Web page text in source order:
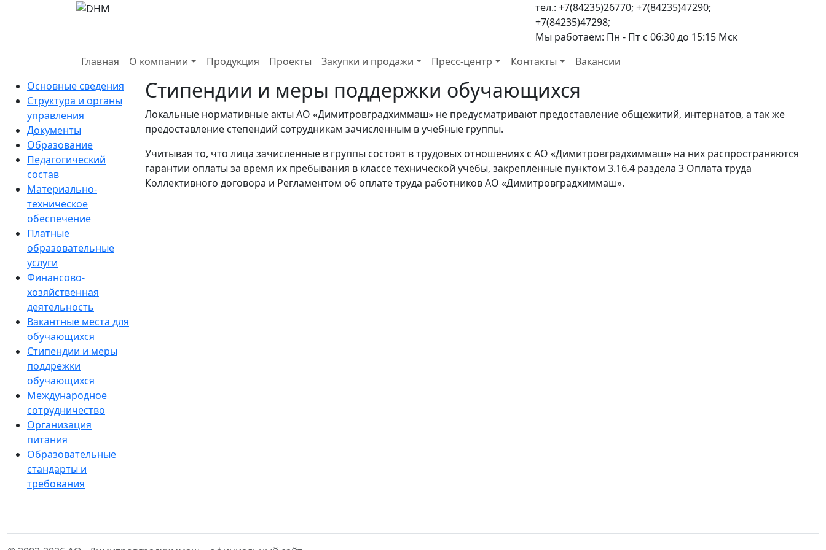
тел.: +7(84235)26770; +7(84235)47290;
+7(84235)47298;
Мы работаем: Пн - Пт с 06:30 до 15:15 Мск
Главная
О компании Продукция Проекты Закупки и продажи Пресс-центр Контакты
Вакансии
Основные сведения
Структура и органы
управления
Документы
Образование
Педагогический
состав
Материально-
техническое
обеспечение
Платные
образовательные
услуги
Финансово-
хозяйственная
деятельность
Вакантные места для
обучающихся
Стипендии и меры
поддрежки
обучающихся
Международное
сотрудничество
Организация
питания
Образовательные
стандарты и
требования
Стипендии и меры поддержки обучающихся
Локальные нормативные акты АО «Димитровградхиммаш» не предусматривают предоставление общежитий, интернатов, а так же
предоставление степендий сотрудникам зачисленным в учебные группы.
Учитывая то, что лица зачисленные в группы состоят в трудовых отношениях с АО «Димитровградхиммаш» на них распространяются
гарантии оплаты за время их пребывания в классе технической учёбы, закреплённые пунктом 3.16.4 раздела 3 Оплата труда
Коллективного договора и Регламентом об оплате труда работников АО «Димитровградхиммаш».